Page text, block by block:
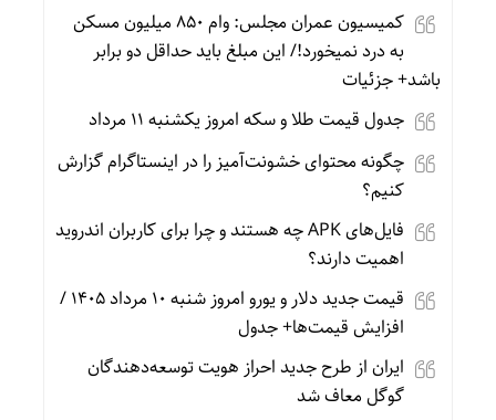
کمیسیون عمران مجلس: وام 850 میلیون مسکن
به درد نمیخورد!/ این مبلغ باید حداقل دو برابر
باشد+ جزئیات
جدول قیمت طلا و سکه امروز یکشنبه 11 مرداد
چگونه محتوای خشونت‌آمیز را در اینستاگرام گزارش
کنیم؟
فایل‌های APK چه هستند و چرا برای کاربران اندروید
اهمیت دارند؟
قیمت جدید دلار و یورو امروز شنبه ۱۰ مرداد ۱۴۰۵ /
افزایش قیمت‌ها+ جدول
ایران از طرح جدید احراز هویت توسعه‌دهندگان
گوگل معاف شد